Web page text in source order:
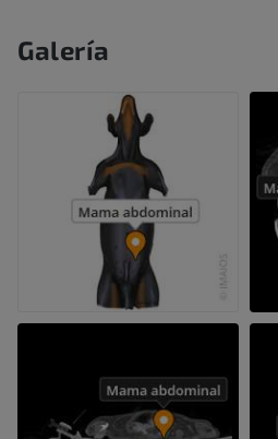
Galería